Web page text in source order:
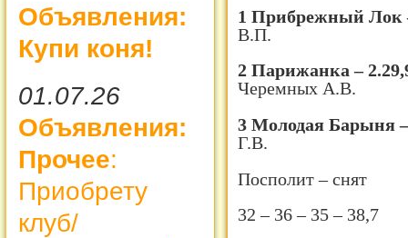
Объявления:
Купи коня!
01.07.26
Объявления:
Прочее:
Приобрету
клуб/
1 Прибрежный Лок
В.П.
2 Парижанка –
Черемных А.В.
3 Молодая Барыня
Г.В.
Посполит – снят
32 – 36 – 35 – 38,7